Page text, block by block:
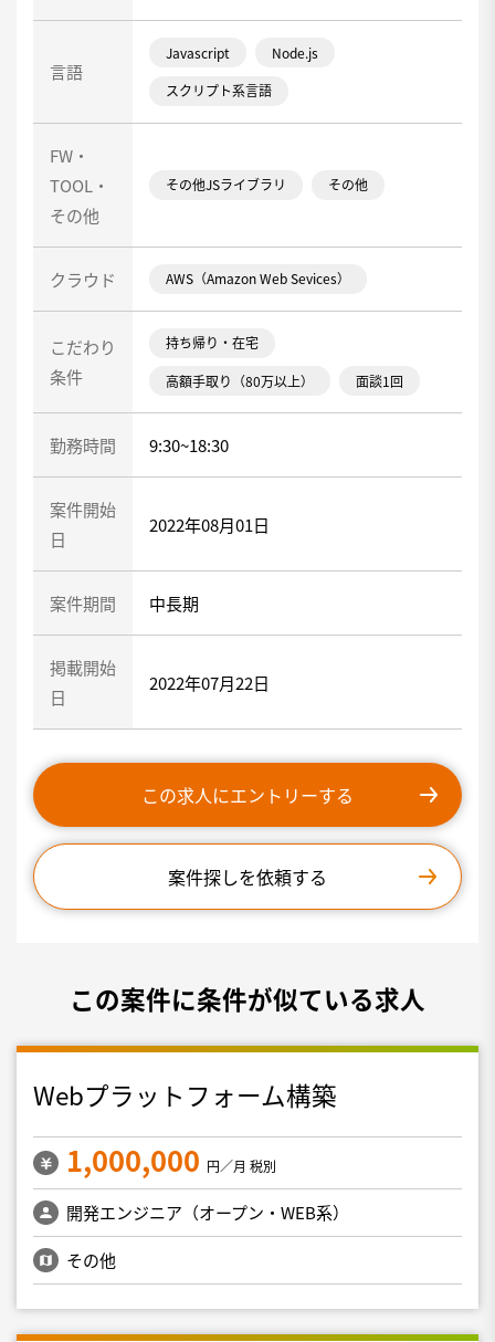
言語
Javascript Node.js
スクリプト系言語
FW・
TOOL・
その他
その他JSライブラリ その他
クラウド AWS（Amazon Web Sevices）
こだわり
条件
持ち帰り・在宅
高額手取り（80万以上） 面談1回
勤務時間 9:30~18:30
案件開始
日
2022年08月01日
案件期間 中長期
掲載開始
日
2022年07月22日
この求人にエントリーする
案件探しを依頼する
この案件に条件が似ている求人
Webプラットフォーム構築
1,000,000 円／月 税別
開発エンジニア（オープン・WEB系）
その他